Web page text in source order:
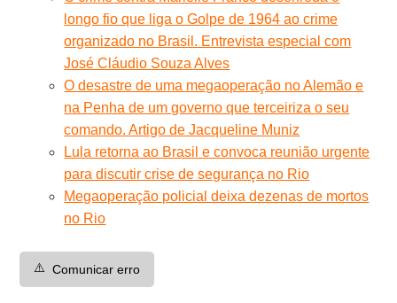
longo fio que liga o Golpe de 1964 ao crime
organizado no Brasil. Entrevista especial com
José Cláudio Souza Alves
O desastre de uma megaoperação no Alemão e
na Penha de um governo que terceiriza o seu
comando. Artigo de Jacqueline Muniz
Lula retorna ao Brasil e convoca reunião urgente
para discutir crise de segurança no Rio
Megaoperação policial deixa dezenas de mortos
no Rio
⚠️ Comunicar erro